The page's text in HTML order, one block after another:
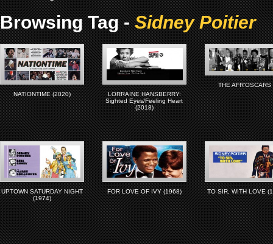
Browsing Tag -Sidney Poitier
NATIONTIME (2020)
LORRAINE HANSBERRY:
Sighted Eyes/Feeling Heart
(2018)
THE AFR’OSCARS
UPTOWN SATURDAY NIGHT
(1974)
FOR LOVE OF IVY (1968) TO SIR, WITH LOVE